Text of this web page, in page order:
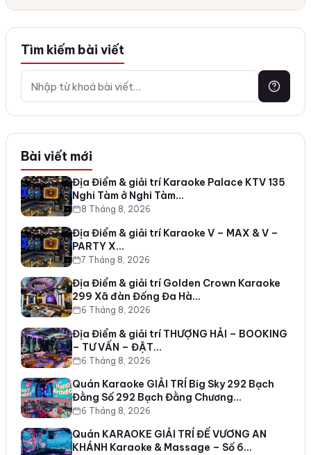
Tìm kiếm bài viết
Bài viết mới
Địa Điểm & giải trí Karaoke Palace KTV 135
Nghi Tàm ở Nghi Tàm…
8 Tháng 8, 2026
Địa Điểm & giải trí Karaoke V – MAX & V –
PARTY X…
7 Tháng 8, 2026
Địa Điểm & giải trí Golden Crown Karaoke
299 Xã đàn Đống Đa Hà…
6 Tháng 8, 2026
Địa Điểm & giải trí THƯỢNG HẢI – BOOKING
– TƯ VẤN – ĐẶT…
6 Tháng 8, 2026
Quán Karaoke GIẢI TRÍ Big Sky 292 Bạch
Đằng Số 292 Bạch Đằng Chương…
6 Tháng 8, 2026
Quán KARAOKE GIẢI TRÍ ĐẾ VƯƠNG AN
KHÁNH Karaoke & Massage – Số 6…